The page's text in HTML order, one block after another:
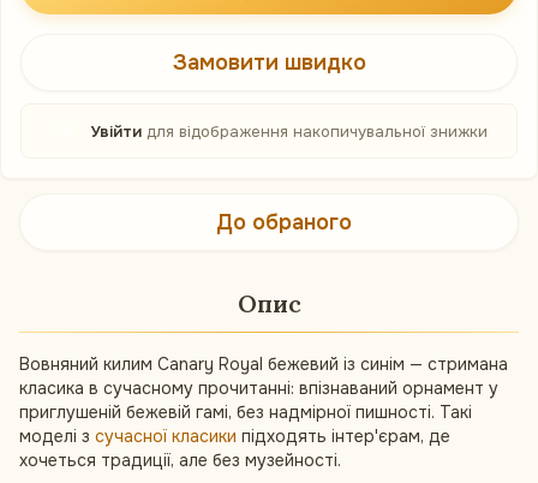
Замовити швидко
Увійтидля відображення накопичувальної знижки
До обраного
Опис
Вовняний килим Canary Royal бежевий із синім — стримана
класика в сучасному прочитанні: впізнаваний орнамент у
приглушеній бежевій гамі, без надмірної пишності. Такі
моделі з сучасної класики підходять інтер'єрам, де
хочеться традиції, але без музейності.